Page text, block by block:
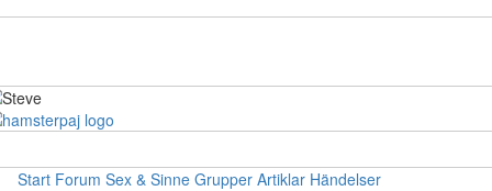
Start Forum Sex & Sinne Grupper Artiklar Händelser